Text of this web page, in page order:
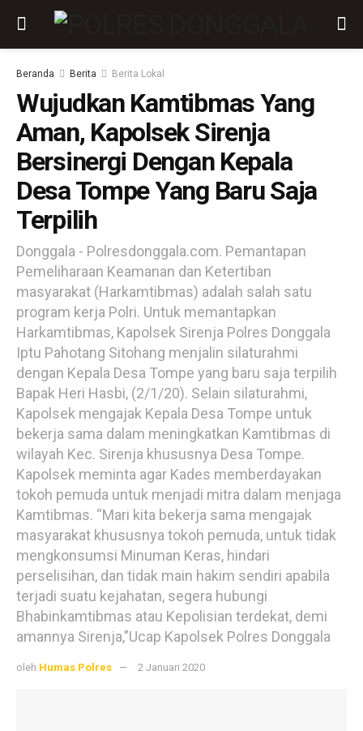
Beranda Berita Berita Lokal
Wujudkan Kamtibmas Yang
Aman, Kapolsek Sirenja
Bersinergi Dengan Kepala
Desa Tompe Yang Baru Saja
Terpilih
Donggala - Polresdonggala.com. Pemantapan
Pemeliharaan Keamanan dan Ketertiban
masyarakat (Harkamtibmas) adalah salah satu
program kerja Polri. Untuk memantapkan
Harkamtibmas, Kapolsek Sirenja Polres Donggala
Iptu Pahotang Sitohang menjalin silaturahmi
dengan Kepala Desa Tompe yang baru saja terpilih
Bapak Heri Hasbi, (2/1/20). Selain silaturahmi,
Kapolsek mengajak Kepala Desa Tompe untuk
bekerja sama dalam meningkatkan Kamtibmas di
wilayah Kec. Sirenja khususnya Desa Tompe.
Kapolsek meminta agar Kades memberdayakan
tokoh pemuda untuk menjadi mitra dalam menjaga
Kamtibmas. “Mari kita bekerja sama mengajak
masyarakat khususnya tokoh pemuda, untuk tidak
mengkonsumsi Minuman Keras, hindari
perselisihan, dan tidak main hakim sendiri apabila
terjadi suatu kejahatan, segera hubungi
Bhabinkamtibmas atau Kepolisian terdekat, demi
amannya Sirenja,”Ucap Kapolsek Polres Donggala
oleh Humas Polres 2 Januari 2020